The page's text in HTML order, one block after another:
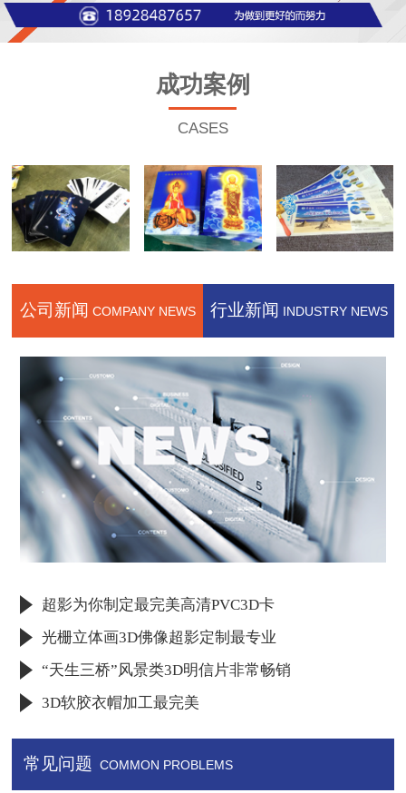
成功案例
CASES
公司新闻 COMPANY NEWS 行业新闻 INDUSTRY NEWS
超影为你制定最完美高清PVC3D卡
光栅立体画3D佛像超影定制最专业
“天生三桥”风景类3D明信片非常畅销
3D软胶衣帽加工最完美
常见问题 COMMON PROBLEMS